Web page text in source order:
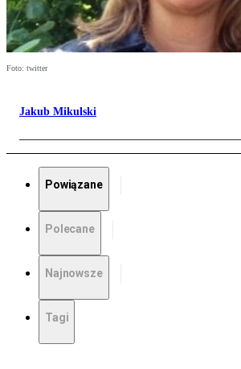
Foto: twitter
Jakub Mikulski
Powiązane
Polecane
Najnowsze
Tagi